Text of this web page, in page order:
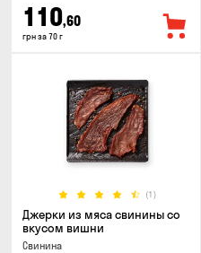
110,60
грн за 70 г
(1)
Джерки из мяса свинины со
вкусом вишни
Свинина